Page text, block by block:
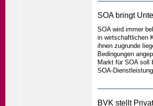
SOA bringt
SOA wird immer
in wirtschaftlichen
ihnen zugrunde
Bedingungen
Markt für SOA soll
SOA-
BVK stellt